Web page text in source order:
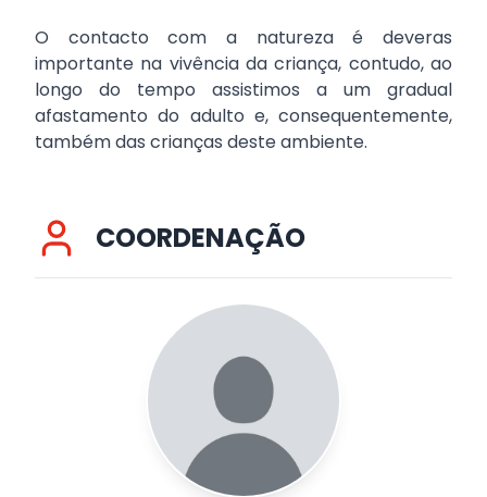
O contacto com a natureza é deveras
importante na vivência da criança, contudo, ao
longo do tempo assistimos a um gradual
afastamento do adulto e, consequentemente,
também das crianças deste ambiente.
COORDENAÇÃO